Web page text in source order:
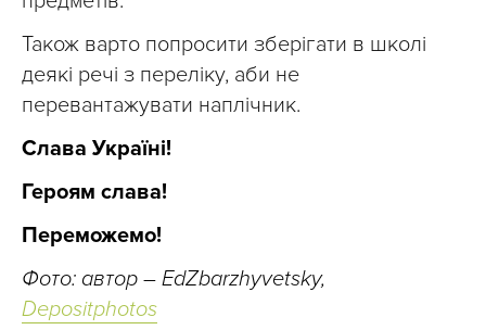
Також варто попросити зберігати в школі
деякі речі з переліку, аби не
перевантажувати наплічник.
Слава Україні!
Героям слава!
Переможемо!
Фото: автор – EdZbarzhyvetsky,
Depositphotos